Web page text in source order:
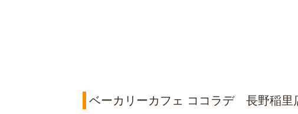
ベーカリーカフェ ココラデ 長野稲里